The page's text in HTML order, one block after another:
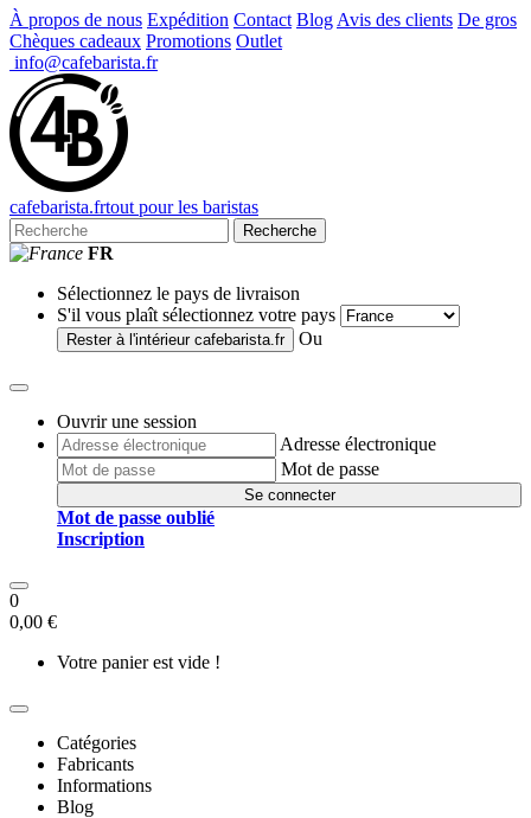
À propos de nous Expédition Contact Blog Avis des clients De gros
Chèques cadeaux Promotions Outlet
info@cafebarista.fr
cafebarista.frtout pour les baristas
Recherche
FR
Sélectionnez le pays de livraison
S'il vous plaît sélectionnez votre pays
Rester à l'intérieur cafebarista.fr Ou
Ouvrir une session
Adresse électronique
Mot de passe
Se connecter
Mot de passe oublié
Inscription
0
0,00 €
Votre panier est vide !
Catégories
Fabricants
Informations
Blog